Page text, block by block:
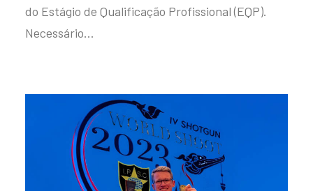
do Estágio de Qualificação Profissional (EQP).
Necessário…